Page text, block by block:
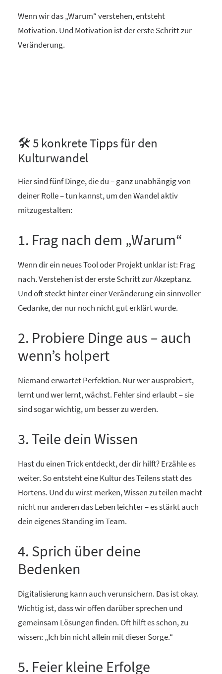
Wenn wir das „Warum“ verstehen, entsteht
Motivation. Und Motivation ist der erste Schritt zur
Veränderung.
🛠️ 5 konkrete Tipps für den
Kulturwandel
Hier sind fünf Dinge, die du – ganz unabhängig von
deiner Rolle – tun kannst, um den Wandel aktiv
mitzugestalten:
1. Frag nach dem „Warum“
Wenn dir ein neues Tool oder Projekt unklar ist: Frag
nach. Verstehen ist der erste Schritt zur Akzeptanz.
Und oft steckt hinter einer Veränderung ein sinnvoller
Gedanke, der nur noch nicht gut erklärt wurde.
2. Probiere Dinge aus – auch
wenn’s holpert
Niemand erwartet Perfektion. Nur wer ausprobiert,
lernt und wer lernt, wächst. Fehler sind erlaubt – sie
sind sogar wichtig, um besser zu werden.
3. Teile dein Wissen
Hast du einen Trick entdeckt, der dir hilft? Erzähle es
weiter. So entsteht eine Kultur des Teilens statt des
Hortens. Und du wirst merken, Wissen zu teilen macht
nicht nur anderen das Leben leichter – es stärkt auch
dein eigenes Standing im Team.
4. Sprich über deine
Bedenken
Digitalisierung kann auch verunsichern. Das ist okay.
Wichtig ist, dass wir offen darüber sprechen und
gemeinsam Lösungen finden. Oft hilft es schon, zu
wissen: „Ich bin nicht allein mit dieser Sorge.“
5. Feier kleine Erfolge